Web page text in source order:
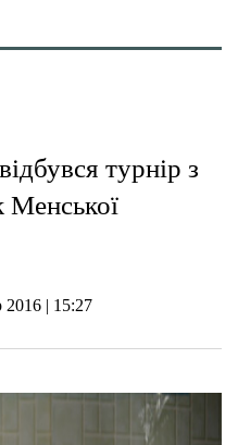
турнір з
Менської
2016 | 15:27